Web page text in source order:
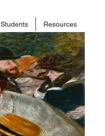
Students Resources